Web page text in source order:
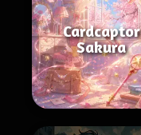
Cardcaptor
Sakura